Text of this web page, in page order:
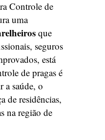
Controle de
uma
que
seguros
está
de pragas é
a saúde, o
de residências,
na região de